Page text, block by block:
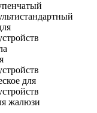
для
жалюзи